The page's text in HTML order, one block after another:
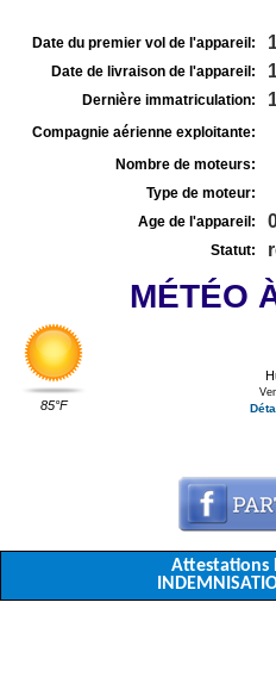
Date du premier vol de l'appareil:
Date de livraison de l'appareil:
Dernière immatriculation:
Compagnie aérienne exploitante:
Nombre de moteurs:
Type de moteur:
Age de l'appareil:
Statut:
MÉTÉO
85°F
Attestations